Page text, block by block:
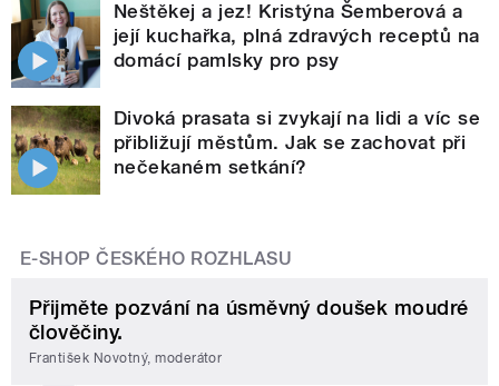
Neštěkej a jez! Kristýna Šemberová a
její kuchařka, plná zdravých receptů na
domácí pamlsky pro psy
Divoká prasata si zvykají na lidi a víc se
přibližují městům. Jak se zachovat při
nečekaném setkání?
E-SHOP ČESKÉHO ROZHLASU
Přijměte pozvání na úsměvný doušek moudré
člověčiny.
František Novotný, moderátor